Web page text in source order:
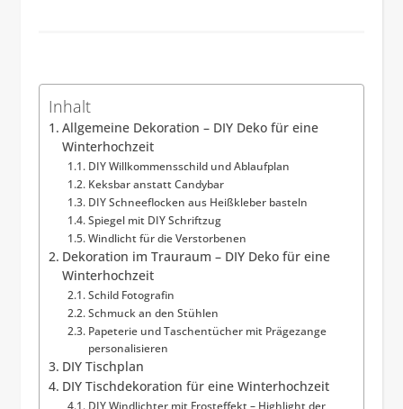
Inhalt
Allgemeine Dekoration – DIY Deko für eine
Winterhochzeit
DIY Willkommensschild und Ablaufplan
Keksbar anstatt Candybar
DIY Schneeflocken aus Heißkleber basteln
Spiegel mit DIY Schriftzug
Windlicht für die Verstorbenen
Dekoration im Trauraum – DIY Deko für eine
Winterhochzeit
Schild Fotografin
Schmuck an den Stühlen
Pa­pe­te­rie und Taschentücher mit Prägezange
personalisieren
DIY Tischplan
DIY Tischdekoration für eine Winterhochzeit
DIY Windlichter mit Frosteffekt – Highlight der